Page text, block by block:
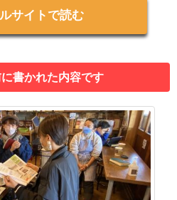
サイトで読む
書かれた内容です